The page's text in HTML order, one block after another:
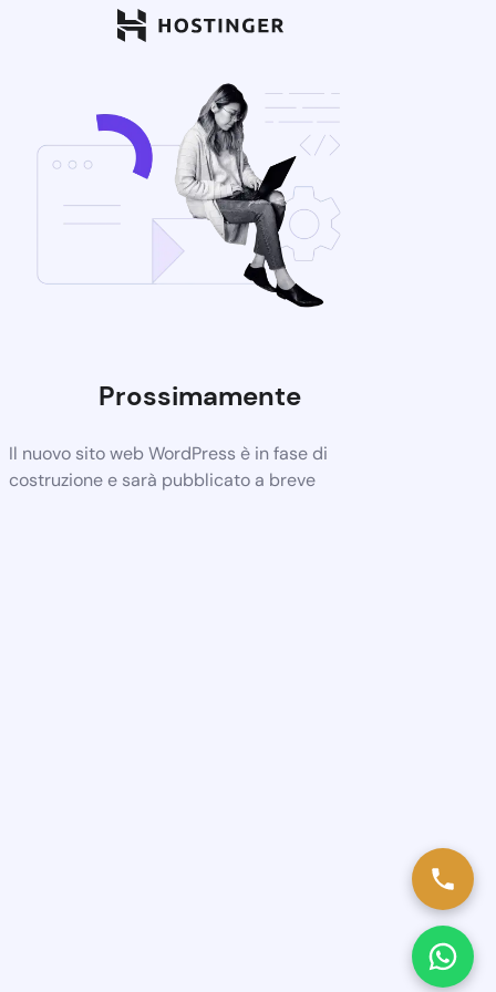
Prossimamente
Il nuovo sito web WordPress è in fase di
costruzione e sarà pubblicato a breve